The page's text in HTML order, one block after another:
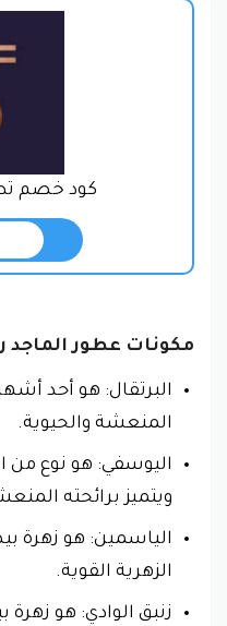
كود خصم
مكونات عطور الماجد
البرتقال: هو أحد
المنعشة والحيوية.
اليوسفي: هو نوع من
ويتميز برائحته
الياسمين: هو زهرة
الزهرية القوية.
زنبق الوادي: هو